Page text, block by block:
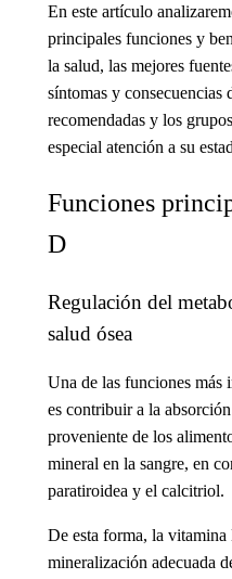
En este artículo
principales funciones y
la salud, las mejores
síntomas y consecuencias
recomendadas y los
especial atención a su
Funciones
D
Regulación del
salud ósea
Una de las funciones más
es contribuir a la
proveniente de los
mineral en la sangre, en
paratiroidea y el calcitriol.
De esta forma, la vitamina
mineralización adecuada